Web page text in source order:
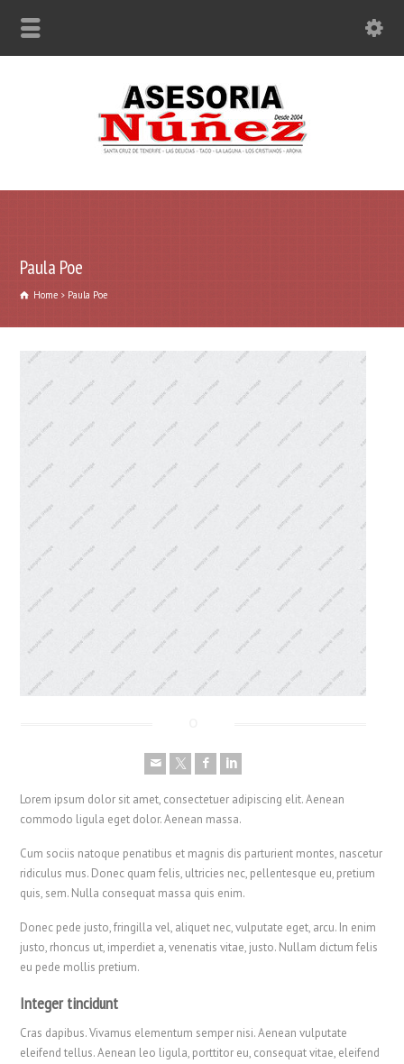
Paula Poe
Home Paula Poe
Lorem ipsum dolor sit amet, consectetuer adipiscing elit. Aenean
commodo ligula eget dolor. Aenean massa.
Cum sociis natoque penatibus et magnis dis parturient montes, nascetur
ridiculus mus. Donec quam felis, ultricies nec, pellentesque eu, pretium
quis, sem. Nulla consequat massa quis enim.
Donec pede justo, fringilla vel, aliquet nec, vulputate eget, arcu. In enim
justo, rhoncus ut, imperdiet a, venenatis vitae, justo. Nullam dictum felis
eu pede mollis pretium.
Integer tincidunt
Cras dapibus. Vivamus elementum semper nisi. Aenean vulputate
eleifend tellus. Aenean leo ligula, porttitor eu, consequat vitae, eleifend